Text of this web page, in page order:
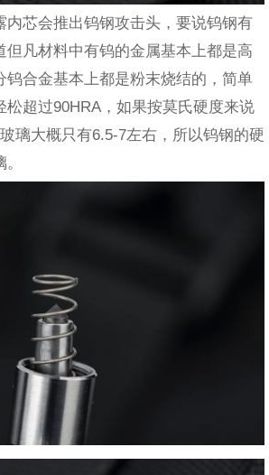
内芯会推出钨钢攻击头，要说钨钢有
但凡材料中有钨的金属基本上都是高
钨合金基本上都是粉末烧结的，简单
松超过90HRA，如果按莫氏硬度来说
璃大概只有6.5-7左右，所以钨钢的硬